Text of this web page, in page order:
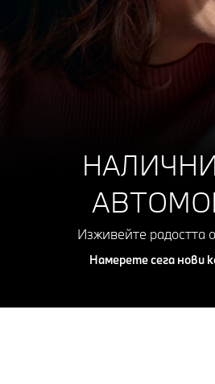
Изживейте радостта
Намерете сега нови